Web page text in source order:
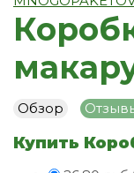
Обзор
Купить